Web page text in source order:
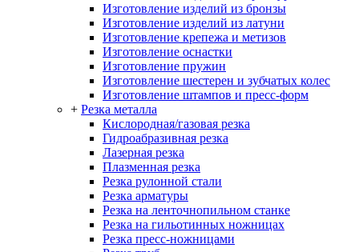
Изготовление изделий из бронзы
Изготовление изделий из латуни
Изготовление крепежа и метизов
Изготовление оснастки
Изготовление пружин
Изготовление шестерен и зубчатых колес
Изготовление штампов и пресс-форм
+ Резка металла
Кислородная/газовая резка
Гидроабразивная резка
Лазерная резка
Плазменная резка
Резка рулонной стали
Резка арматуры
Резка на ленточнопильном станке
Резка на гильотинных ножницах
Резка пресс-ножницами